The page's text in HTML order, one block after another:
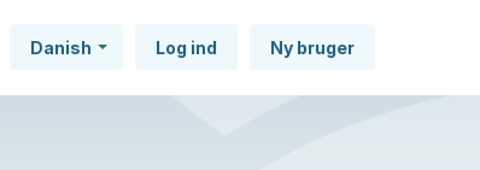
Danish Log ind Ny bruger